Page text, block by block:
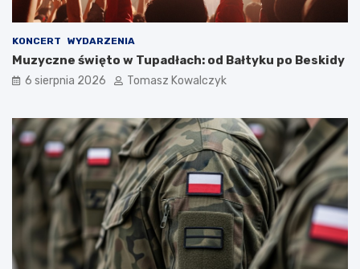
KONCERT WYDARZENIA
Muzyczne święto w Tupadłach: od Bałtyku po Beskidy
6 sierpnia 2026 Tomasz Kowalczyk